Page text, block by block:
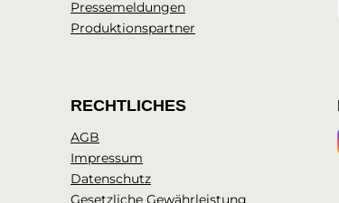
Pressemeldungen
Produktionspartner
RECHTLICHES
AGB
Impressum
Datenschutz
Gesetzliche Gewährleistung